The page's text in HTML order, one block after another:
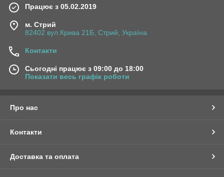
Працює з 05.02.2019
м. Стрий
82402 вул.Крива 21Б, Стрий, Україна
Контакти
Сьогодні працює з 09:00 до 18:00
Показати весь графік роботи
Про нас
Контакти
Доставка та оплата